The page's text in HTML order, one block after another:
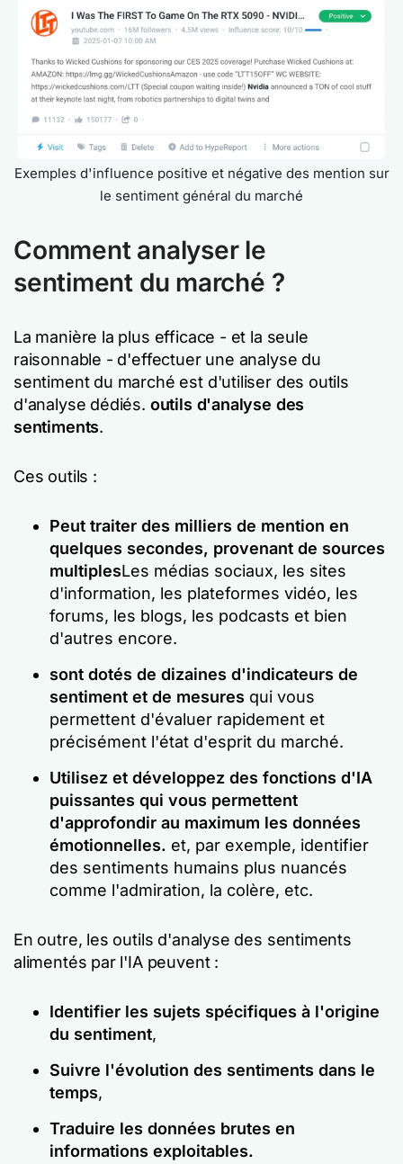
Exemples d'influence positive et négative des mention sur
le sentiment général du marché
Comment analyser le
sentiment du marché ?
La manière la plus efficace - et la seule
raisonnable - d'effectuer une analyse du
sentiment du marché est d'utiliser des outils
d'analyse dédiés. outils d'analyse des
sentiments.
Ces outils :
Peut traiter des milliers de mention en
quelques secondes, provenant de sources
multiplesLes médias sociaux, les sites
d'information, les plateformes vidéo, les
forums, les blogs, les podcasts et bien
d'autres encore.
sont dotés de dizaines d'indicateurs de
sentiment et de mesures qui vous
permettent d'évaluer rapidement et
précisément l'état d'esprit du marché.
Utilisez et développez des fonctions d'IA
puissantes qui vous permettent
d'approfondir au maximum les données
émotionnelles. et, par exemple, identifier
des sentiments humains plus nuancés
comme l'admiration, la colère, etc.
En outre, les outils d'analyse des sentiments
alimentés par l'IA peuvent :
Identifier les sujets spécifiques à l'origine
du sentiment,
Suivre l'évolution des sentiments dans le
temps,
Traduire les données brutes en
informations exploitables.